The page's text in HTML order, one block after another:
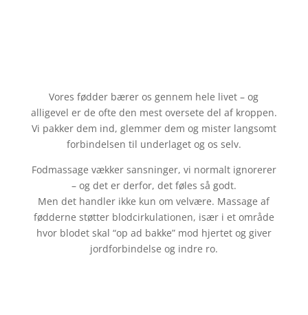
Vores fødder bærer os gennem hele livet – og
alligevel er de ofte den mest oversete del af kroppen.
Vi pakker dem ind, glemmer dem og mister langsomt
forbindelsen til underlaget og os selv.
Fodmassage vækker sansninger, vi normalt ignorerer
– og det er derfor, det føles så godt.
Men det handler ikke kun om velvære. Massage af
fødderne støtter blodcirkulationen, især i et område
hvor blodet skal “op ad bakke” mod hjertet og giver
jordforbindelse og indre ro.